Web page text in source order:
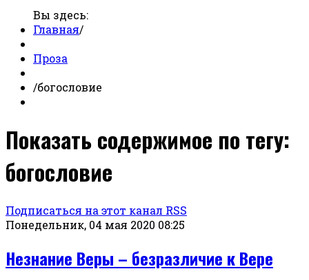
Вы здесь:
Главная/
Проза
/богословие
Показать содержимое по тегу:
богословие
Подписаться на этот канал RSS
Понедельник, 04 мая 2020 08:25
Незнание Веры – безразличие к Вере